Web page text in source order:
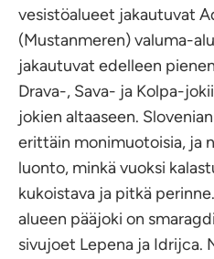
vesistöalueet jakautuvat
(Mustanmeren) valuma-
jakautuvat edelleen
Drava-, Sava- ja Kolpa-
jokien altaaseen.
erittäin monimuotoisia, ja
luonto, minkä vuoksi
kukoistava ja pitkä
alueen pääjoki on
sivujoet Lepena ja Idrijca.